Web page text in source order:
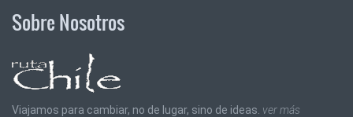
Sobre Nosotros
Viajamos para cambiar, no de lugar, sino de ideas. ver más